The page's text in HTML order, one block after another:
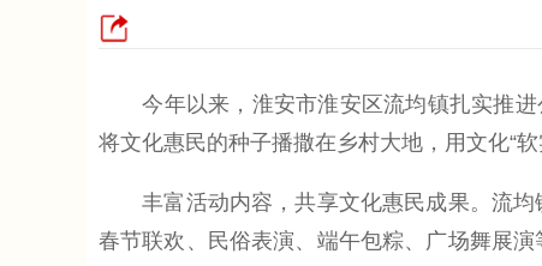
今年以来，淮安市淮安区流均镇扎实推进
将文化惠民的种子播撒在乡村大地，用文化“软
丰富活动内容，共享文化惠民成果。流均
春节联欢、民俗表演、端午包粽、广场舞展